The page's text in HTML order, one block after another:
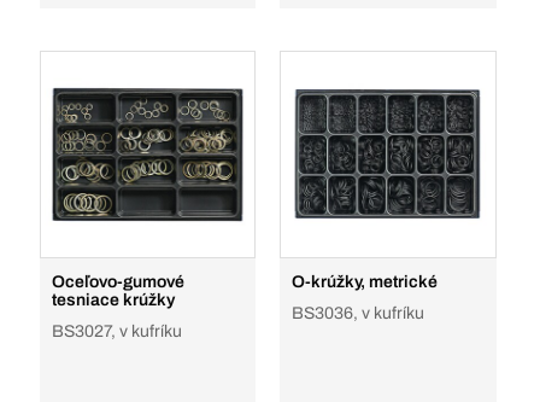
Oceľovo-gumové
tesniace krúžky
BS3027, v kufríku
O-krúžky, metrické
BS3036, v kufríku